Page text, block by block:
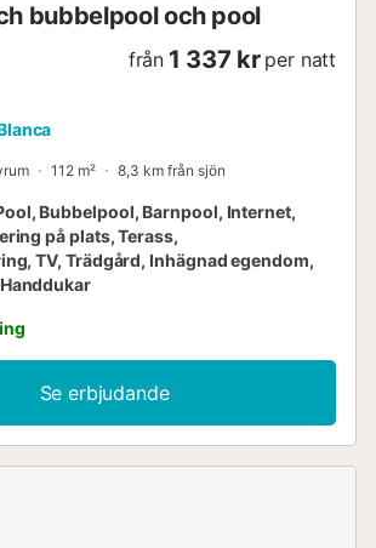
bubbelpool och pool
från 1 337 kr per natt
112 m² 8,3 km från sjön
Bubbelpool, Barnpool, Internet,
på plats, Terass,
TV, Trädgård, Inhägnad egendom,
Se erbjudande